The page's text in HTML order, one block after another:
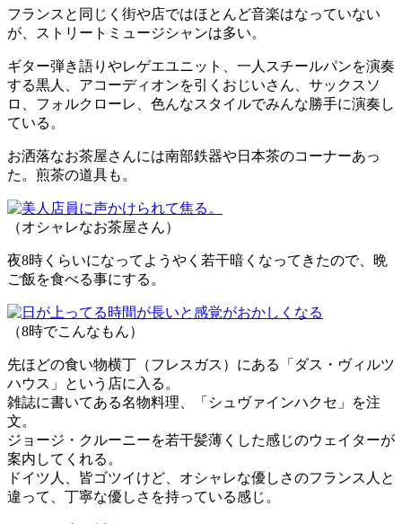
フランスと同じく街や店ではほとんど音楽はなっていない
が、ストリートミュージシャンは多い。
ギター弾き語りやレゲエユニット、一人スチールパンを演奏
する黒人、アコーディオンを引くおじいさん、サックスソ
ロ、フォルクローレ、色んなスタイルでみんな勝手に演奏し
ている。
お洒落なお茶屋さんには南部鉄器や日本茶のコーナーあっ
た。煎茶の道具も。
（オシャレなお茶屋さん）
夜8時くらいになってようやく若干暗くなってきたので、晩
ご飯を食べる事にする。
（8時でこんなもん）
先ほどの食い物横丁（フレスガス）にある「ダス・ヴィルツ
ハウス」という店に入る。
雑誌に書いてある名物料理、「シュヴァインハクセ」を注
文。
ジョージ・クルーニーを若干髪薄くした感じのウェイターが
案内してくれる。
ドイツ人、皆ゴツイけど、オシャレな優しさのフランス人と
違って、丁寧な優しさを持っている感じ。